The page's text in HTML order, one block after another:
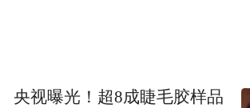
大灯与现款马卡龙版的宏光
央视曝光！超8成睫毛胶样品